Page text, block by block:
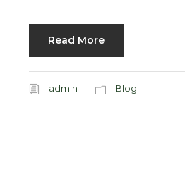
Read More
admin Blog